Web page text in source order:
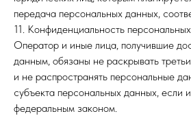
передача персональных данных,
11. Конфиденциальность
Оператор и иные лица, получившие
данным, обязаны не раскрывать
и не распространять персональные
субъекта персональных данных, если
федеральным законом.